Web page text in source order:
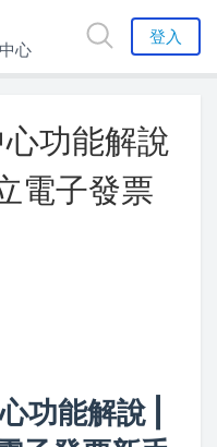
心
登入
功能解說
電子發票
功能解說 |